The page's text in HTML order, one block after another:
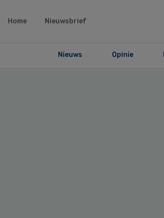
Home Nieuwsbrief
Nieuws Opinie